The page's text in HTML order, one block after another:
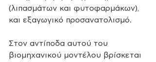
(λιπασμάτων και φυτοφαρμάκων),
και εξαγωγικό προσανατολισμό.
Στον αντίποδα αυτού του
βιομηχανικού μοντέλου βρίσκεται